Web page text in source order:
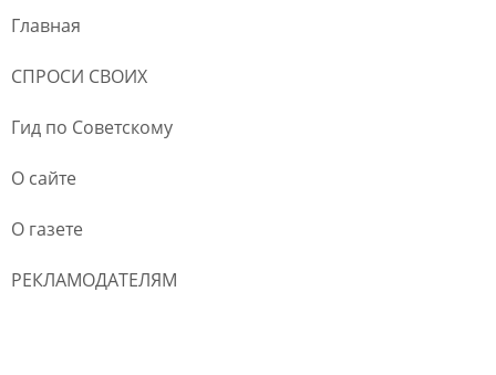
Главная
СПРОСИ СВОИХ
Гид по Советскому
О сайте
О газете
РЕКЛАМОДАТЕЛЯМ